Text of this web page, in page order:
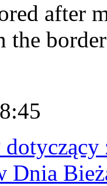
after
the
Dnia